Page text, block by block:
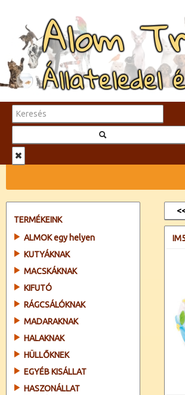
Alom
Állateledel
TERMÉKEINK
ALMOK egy helyen
KUTYÁKNAK
MACSKÁKNAK
KIFUTÓ
RÁGCSÁLÓKNAK
MADARAKNAK
HALAKNAK
HÜLLŐKNEK
EGYÉB KISÁLLAT
HASZONÁLLAT